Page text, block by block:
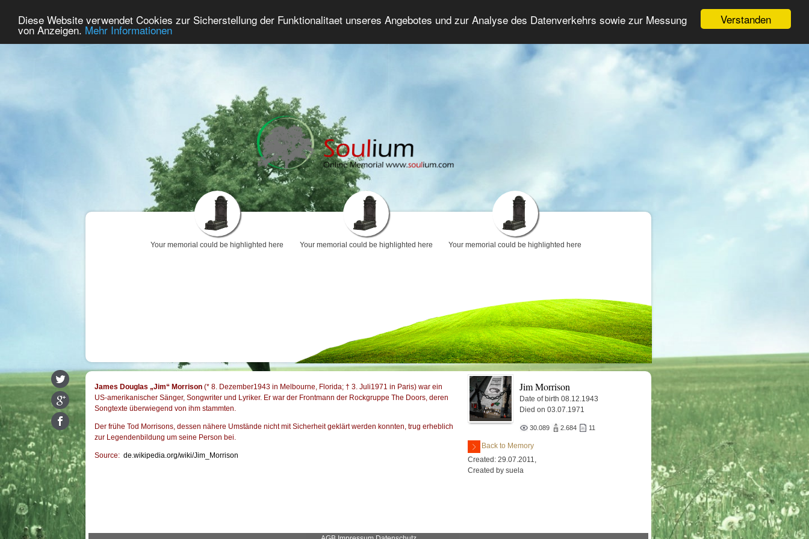
Verstanden
Diese Website verwendet Cookies zur Sicherstellung der Funktionalitaet unseres Angebotes und zur Analyse des Datenverkehrs sowie zur Messung
von Anzeigen. Mehr Informationen
Home Premium Commemorate Grief Forum Advanced Search Login/Register
Your memorial could be highlighted here Your memorial could be highlighted here Your memorial could be highlighted here
James Douglas „Jim“ Morrison (* 8. Dezember1943 in Melbourne Florida; † 3. Juli1971 in Paris) war ein
US-amerikanischer Sänger, Songwriter und Lyriker. Er war der Frontmann der Rockgruppe The Doors , deren
Songtexte überwiegend von ihm stammten.
Der frühe Tod Morrisons, dessen nähere Umstände nicht mit Sicherheit geklärt werden konnten, trug erheblich
zur Legendenbildung um seine Person bei.
Source: de.wikipedia.org/wiki/Jim_Morrison
Jim Morrison
Date of birth 08.12.1943
Died on 03.07.1971
30.089 2.684 11
Back to Memory
Created: 29.07.2011,
Created by suela